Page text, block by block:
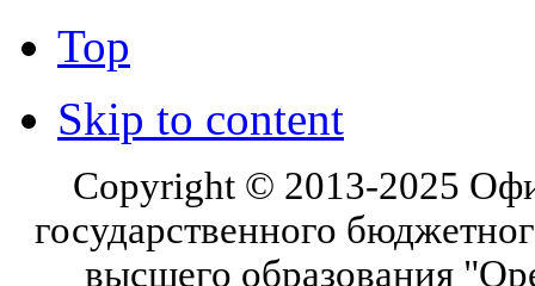
Top
Skip to content
Copyright © 2013-2025
государственного
высшего образования